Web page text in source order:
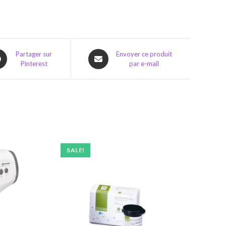
Partager sur
Pinterest
Opens
in
Envoyer ce produit
par e-mail
SALE!